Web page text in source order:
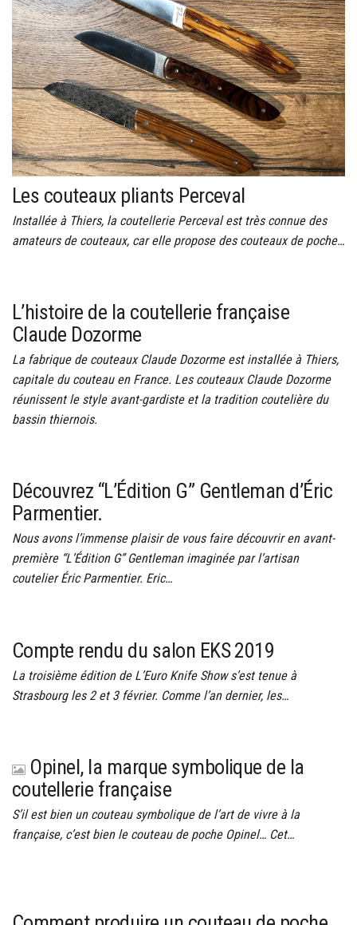
Les couteaux pliants Perceval
Installée à Thiers, la coutellerie Perceval est très connue des
amateurs de couteaux, car elle propose des couteaux de poche…
L’histoire de la coutellerie française
Claude Dozorme
La fabrique de couteaux Claude Dozorme est installée à Thiers,
capitale du couteau en France. Les couteaux Claude Dozorme
réunissent le style avant-gardiste et la tradition coutelière du
bassin thiernois.
Découvrez “L’Édition G” Gentleman d’Éric
Parmentier.
Nous avons l’immense plaisir de vous faire découvrir en avant-
première “L’Édition G” Gentleman imaginée par l’artisan
coutelier Éric Parmentier. Eric…
Compte rendu du salon EKS 2019
La troisième édition de L’Euro Knife Show s’est tenue à
Strasbourg les 2 et 3 février. Comme l’an dernier, les…
Opinel, la marque symbolique de la
coutellerie française
S’il est bien un couteau symbolique de l’art de vivre à la
française, c’est bien le couteau de poche Opinel… Cet…